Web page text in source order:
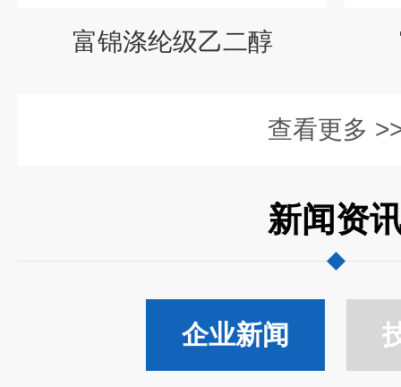
富锦涤纶级乙二醇
查看更多
新闻资
企业新闻